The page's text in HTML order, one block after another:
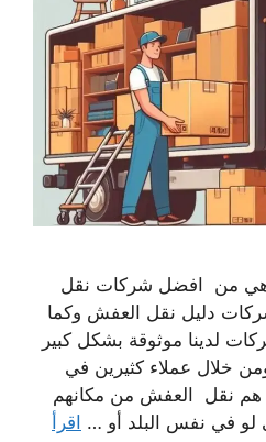
هي من افضل شركات نقل
دليل نقل العفش وكما
لدينا موثوقة بشكل كبير
ومن خلال عملاء كثيرين في
هم نقل العفش من مكانهم
لو في نفس البلد أو … اقرأ